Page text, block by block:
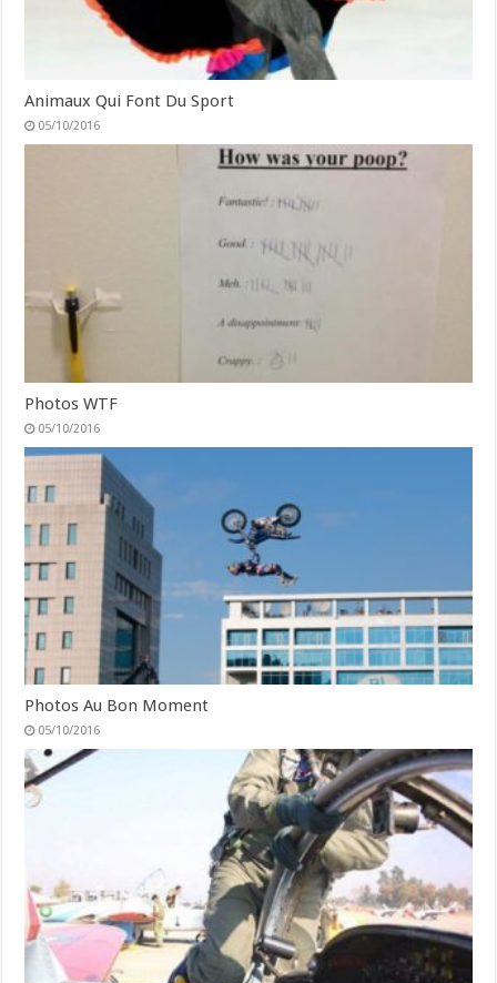
Animaux Qui Font Du Sport
05/10/2016
Photos WTF
05/10/2016
Photos Au Bon Moment
05/10/2016